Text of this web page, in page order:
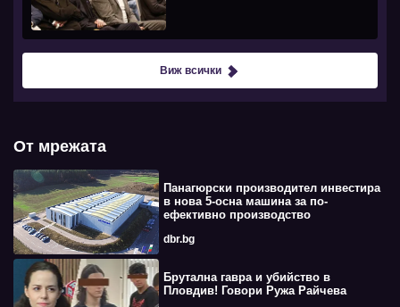
Виж всички
От мрежата
Панагюрски производител инвестира
в нова 5-осна машина за по-
ефективно производство
dbr.bg
Брутална гавра и убийство в
Пловдив! Говори Ружа Райчева